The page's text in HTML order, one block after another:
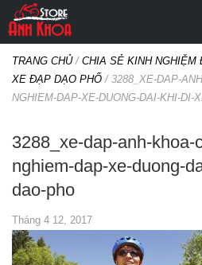
TRANG CHỦ/ CHIA SẺ KINH
XE ĐẠP DẠO PHỐ / 3288_XE-DAP-
NGHIEM-DAP-XE-DUONG-DAI-KHI-DI-
3288_xe-dap-anh-khoa-
nghiem-dap-xe-duong-
dao-pho
Tháng 4 12, 2017